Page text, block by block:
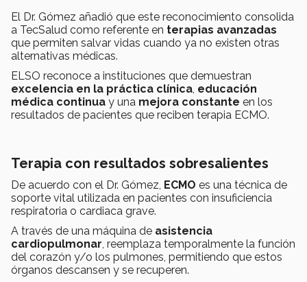
El Dr. Gómez añadió que este reconocimiento consolida
a TecSalud como referente en terapias avanzadas
que permiten salvar vidas cuando ya no existen otras
alternativas médicas.
ELSO reconoce a instituciones que demuestran
excelencia en la práctica clínica educación
médica continua y una mejora constante en los
resultados de pacientes que reciben terapia ECMO.
Terapia con resultados sobresalientes
De acuerdo con el Dr. Gómez, ECMO es una técnica de
soporte vital utilizada en pacientes con insuficiencia
respiratoria o cardiaca grave.
A través de una máquina de asistencia
cardiopulmonar , reemplaza temporalmente la función
del corazón y/o los pulmones, permitiendo que estos
órganos descansen y se recuperen.